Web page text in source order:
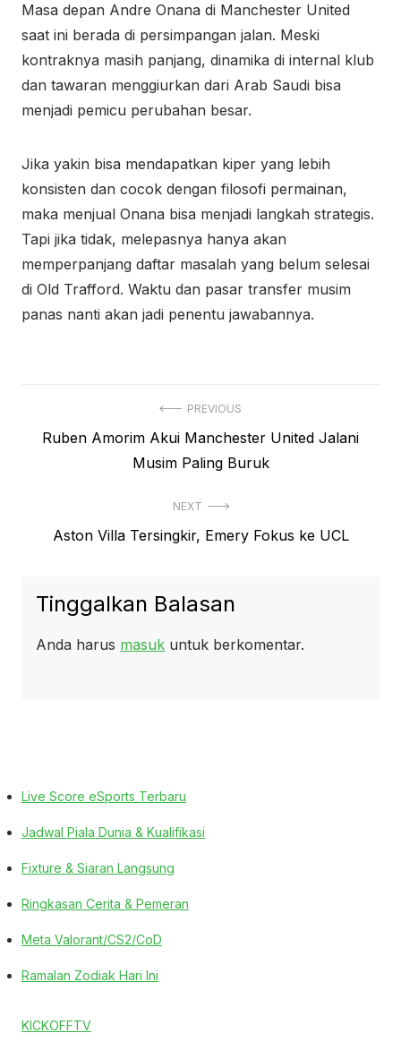
Masa depan Andre Onana di Manchester United
saat ini berada di persimpangan jalan. Meski
kontraknya masih panjang, dinamika di internal klub
dan tawaran menggiurkan dari Arab Saudi bisa
menjadi pemicu perubahan besar.
Jika yakin bisa mendapatkan kiper yang lebih
konsisten dan cocok dengan filosofi permainan,
maka menjual Onana bisa menjadi langkah strategis.
Tapi jika tidak, melepasnya hanya akan
memperpanjang daftar masalah yang belum selesai
di Old Trafford. Waktu dan pasar transfer musim
panas nanti akan jadi penentu jawabannya.
pos
PREVIOUS
Previous
Ruben Amorim Akui Manchester United Jalani
Musim Paling Buruk
NEXT
Next
Aston Villa Tersingkir, Emery Fokus ke UCL
Tinggalkan Balasan
Anda harus masuk untuk berkomentar.
Live Score eSports Terbaru
Jadwal Piala Dunia & Kualifikasi
Fixture & Siaran Langsung
Ringkasan Cerita & Pemeran
Meta Valorant/CS2/CoD
Ramalan Zodiak Hari Ini
KICKOFFTV